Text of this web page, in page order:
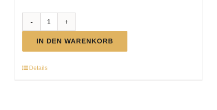
Balsamico
Menge
IN DEN WARENKORB
Details